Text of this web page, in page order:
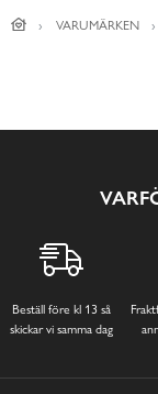
VARUMÄRKEN
Beställ före kl 13 så
skickar vi samma dag